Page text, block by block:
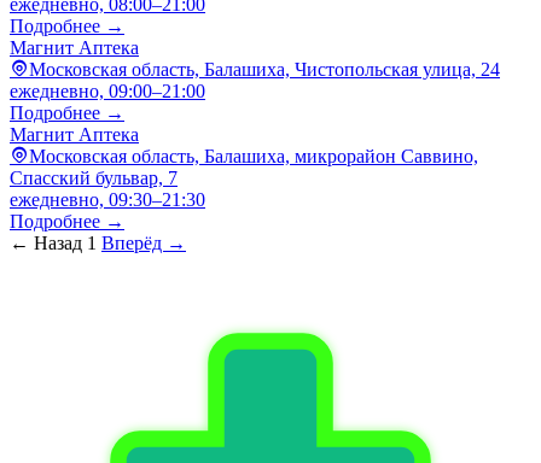
Подробнее →
Магнит Аптека
Московская область, Балашиха, Чистопольская улица, 24
ежедневно, 09:00–21:00
Подробнее →
Магнит Аптека
Московская область, Балашиха, микрорайон Саввино,
Спасский бульвар, 7
ежедневно, 09:30–21:30
Подробнее →
← Назад 1 Вперёд →